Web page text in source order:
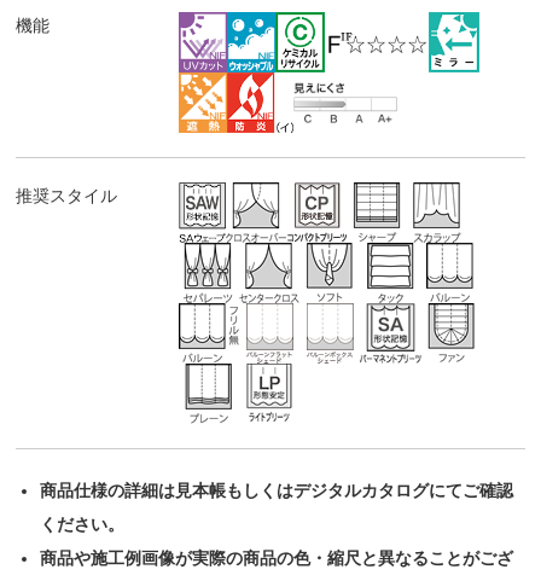
機能
推奨スタイル
商品仕様の詳細は見本帳もしくはデジタルカタログにてご確認
ください。
商品や施工例画像が実際の商品の色・縮尺と異なることがござ